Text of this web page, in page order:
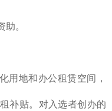
。
用地和办公租赁空间，
补贴。对入选者创办的